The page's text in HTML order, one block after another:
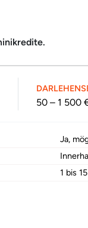
50 – 1 500
Ja,
1 bis